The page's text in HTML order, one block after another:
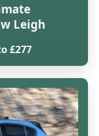
Leigh
£277